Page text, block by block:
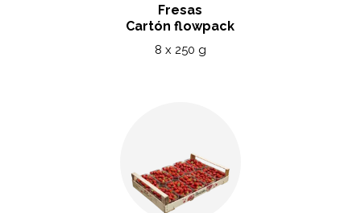
Fresas
Cartón flowpack
8 x 250 g